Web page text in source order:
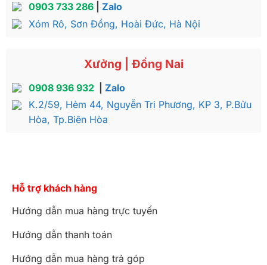
0903 733 286| Zalo
Xóm Rô, Sơn Đồng, Hoài Đức, Hà Nội
Xưởng | Đồng Nai
0908 936 932
Zalo
K.2/59, Hẻm 44, Nguyễn Tri Phương, KP 3, P.Bửu
Hòa, Tp.Biên Hòa
Hỗ trợ khách hàng
Hướng dẫn mua hàng trực tuyến
Hướng dẫn thanh toán
Hướng dẫn mua hàng trả góp